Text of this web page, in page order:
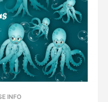
INFO